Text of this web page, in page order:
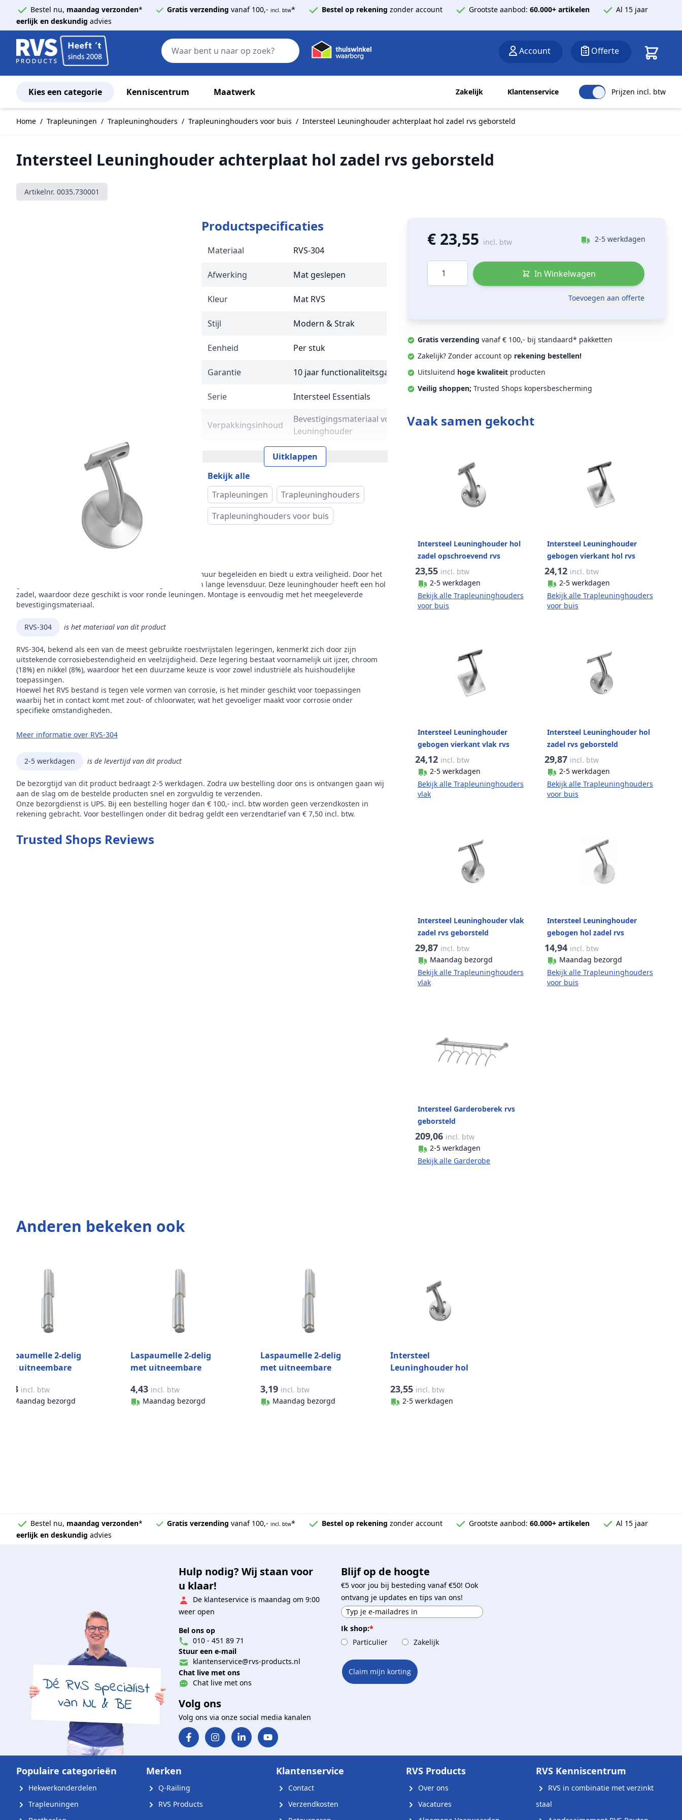
Bestel nu, maandag verzonden* Gratis verzending vanaf 100,- incl. btw* Bestel op rekening zonder account Grootste aanbod: 60.000+ artikelen
Al 15 jaar
eerlijk en deskundig advies
Zoek
Account Offerte
Kies een categorie Kenniscentrum Maatwerk Zakelijk Klantenservice Prijzen incl. btw
Home / Trapleuningen / Trapleuninghouders / Trapleuninghouders voor buis / Intersteel Leuninghouder achterplaat hol zadel rvs geborsteld
Intersteel Leuninghouder achterplaat hol zadel rvs geborsteld
Artikelnr. 0035.730001
Productspecificaties
Materiaal RVS-304
Afwerking Mat geslepen
Kleur Mat RVS
Stijl Modern & Strak
Eenheid Per stuk
Garantie 10 jaar functionaliteitsgarantie
Serie Intersteel Essentials
Verpakkingsinhoud
Bevestigingsmateriaal voor montage,
Leuninghouder
Inhoud verpakking
Leuninghouder,Bevestigingsmateriaal
voor montage
Montage
Tegen buis
Merk Intersteel
Uitklappen
Bekijk alle
Trapleuningen
Trapleuninghouders
Trapleuninghouders voor buis
Omschrijving
Met deze leuninghouder kunt u de leuning langs de muur begeleiden en biedt u extra veiligheid. Door het
gebruik van massief rvs heeft deze leuninghouder een lange levensduur. Deze leuninghouder heeft een hol
zadel, waardoor deze geschikt is voor ronde leuningen. Montage is eenvoudig met het meegeleverde
bevestigingsmateriaal.
RVS-304 is het materiaal van dit product
RVS-304, bekend als een van de meest gebruikte roestvrijstalen legeringen, kenmerkt zich door zijn
uitstekende corrosiebestendigheid en veelzijdigheid. Deze legering bestaat voornamelijk uit ijzer, chroom
(18%) en nikkel (8%), waardoor het een duurzame keuze is voor zowel industriële als huishoudelijke
toepassingen.
Hoewel het RVS bestand is tegen vele vormen van corrosie, is het minder geschikt voor toepassingen
waarbij het in contact komt met zout- of chloorwater, wat het gevoeliger maakt voor corrosie onder
specifieke omstandigheden.
Meer informatie over RVS-304
2-5 werkdagen is de levertijd van dit product
De bezorgtijd van dit product bedraagt 2-5 werkdagen. Zodra uw bestelling door ons is ontvangen gaan wij
aan de slag om de bestelde producten snel en zorgvuldig te verzenden.
Onze bezorgdienst is UPS. Bij een bestelling hoger dan € 100,- incl. btw worden geen verzendkosten in
rekening gebracht. Voor bestellingen onder dit bedrag geldt een verzendtarief van € 7,50 incl. btw.
Trusted Shops Reviews
€ 23,55 incl. btw 2-5 werkdagen
Aantal
In Winkelwagen
Toevoegen aan offerte
Gratis verzending vanaf € 100,- bij standaard* pakketten
Zakelijk? Zonder account op rekening bestellen!
Uitsluitend hoge kwaliteit producten
Veilig shoppen; Trusted Shops kopersbescherming
Vaak samen gekocht
Intersteel Leuninghouder hol
zadel opschroevend rvs
geborsteld
23,55 incl. btw
2-5 werkdagen
Bekijk alle Trapleuninghouders
voor buis
Intersteel Leuninghouder
gebogen vierkant hol rvs
geborsteld
24,12 incl. btw
2-5 werkdagen
Bekijk alle Trapleuninghouders
voor buis
Intersteel Leuninghouder
gebogen vierkant vlak rvs
geborsteld
24,12 incl. btw
2-5 werkdagen
Bekijk alle Trapleuninghouders
vlak
Intersteel Leuninghouder hol
zadel rvs geborsteld
29,87 incl. btw
2-5 werkdagen
Bekijk alle Trapleuninghouders
voor buis
Intersteel Leuninghouder vlak
zadel rvs geborsteld
29,87 incl. btw
Maandag bezorgd
Bekijk alle Trapleuninghouders
vlak
Intersteel Leuninghouder
gebogen hol zadel rvs
geborsteld
14,94 incl. btw
Maandag bezorgd
Bekijk alle Trapleuninghouders
voor buis
Intersteel Garderoberek rvs
geborsteld
209,06 incl. btw
2-5 werkdagen
Bekijk alle Garderobe
Anderen bekeken ook
Laspaumelle 2-delig
met uitneembare
RVS-304 (A2)
6,03 incl. btw
Maandag bezorgd
Laspaumelle 2-delig
met uitneembare
RVS-304 (A2)
4,43 incl. btw
Maandag bezorgd
Laspaumelle 2-delig
met uitneembare
RVS-304 (A2)
3,19 incl. btw
Maandag bezorgd
Intersteel
Leuninghouder hol
geborsteld
23,55 incl. btw
2-5 werkdagen
Bestel nu, maandag verzonden* Gratis verzending vanaf 100,- incl. btw* Bestel op rekening zonder account Grootste aanbod: 60.000+ artikelen
Al 15 jaar
eerlijk en deskundig advies
Hulp nodig? Wij staan voor
u klaar!
De klanteservice is maandag om 9:00
weer open
Bel ons op
010 - 451 89 71
Stuur een e-mail
klantenservice@rvs-products.nl
Chat live met ons
Chat live met ons
Volg ons
Volg ons via onze social media kanalen
Blijf op de hoogte
€5 voor jou bij besteding vanaf €50! Ook
ontvang je updates en tips van ons!
Ik shop:*
Particulier
Zakelijk
Claim mijn korting
Populaire categorieën
Hekwerkonderdelen
Trapleuningen
Merken
Q-Railing
RVS Products
Klantenservice
Contact
Verzendkosten
RVS Products
Over ons
Vacatures
RVS Kenniscentrum
RVS in combinatie met verzinkt
staal